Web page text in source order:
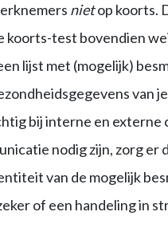
nietop koorts.
koorts-test bovendien
lijst met (mogelijk)
van
bij interne en externe
nodig zijn, zorg er
van de mogelijk
of een handeling in